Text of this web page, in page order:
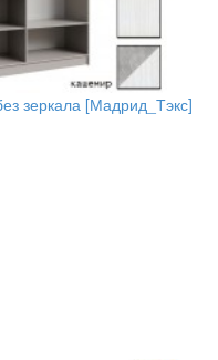
зеркала [Мадрид_Тэкс]